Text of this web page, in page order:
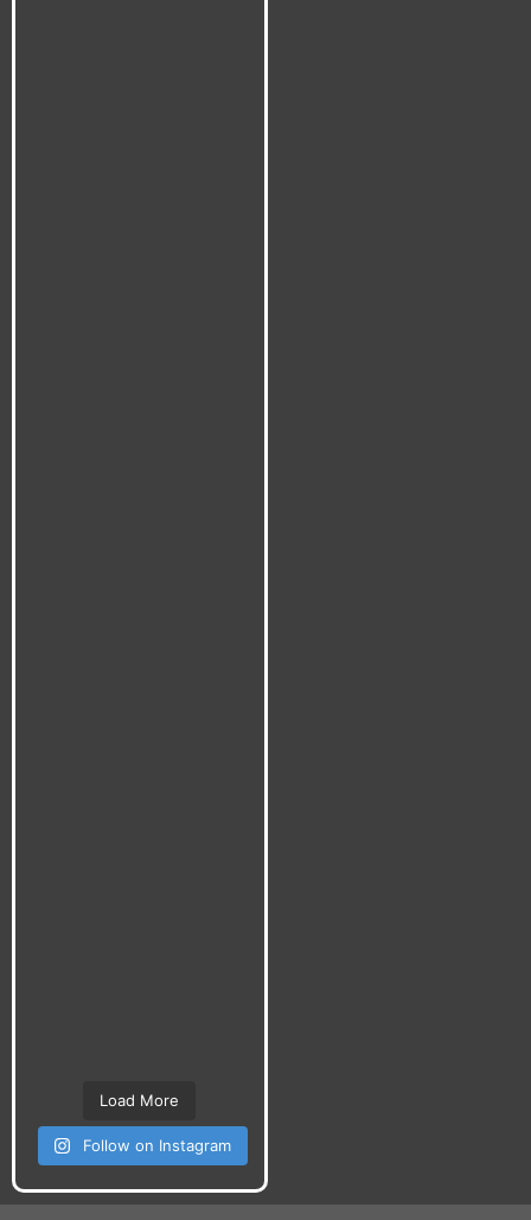
Load More
Follow on Instagram